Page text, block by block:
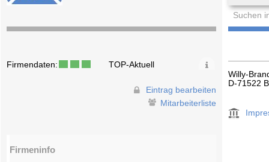
Suchen
Firmendaten: TOP-Aktuell
Eintrag bearbeiten
Mitarbeiterliste
Firmeninfo
Willy-
D-71522